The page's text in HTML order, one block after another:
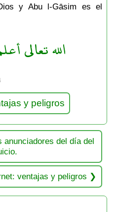
y Abu l-Gāsim es el
الله
y peligros
anunciadores del día del
ventajas y peligros